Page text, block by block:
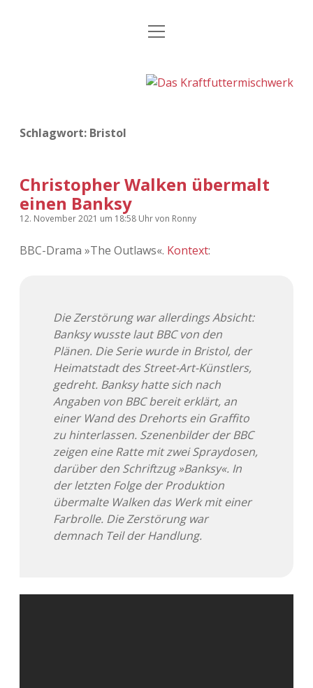
Kategorien
kfmw.stuff
Visuelles
Wandnotizen
Adventskalender
Adventskalender 2013
Adventskalender 2014
Adventskalender 2015
Adventskalender 2016
Adventskalender 2017
Adventskalender 2018
Adventskalender 2019
facebookinstagramsoundcloud
Menü
Schlagwort: Bristol
Christopher Walken übermalt
einen Banksy
12. November 2021 um 18:58 Uhrvon Ronny
BBC-Drama »The Outlaws«. Kontext:
Die Zerstörung war allerdings Absicht:
Banksy wusste laut BBC von den
Plänen. Die Serie wurde in Bristol, der
Heimatstadt des Street-Art-Künstlers,
gedreht. Banksy hatte sich nach
Angaben von BBC bereit erklärt, an
einer Wand des Drehorts ein Graffito
zu hinterlassen. Szenenbilder der BBC
zeigen eine Ratte mit zwei Spraydosen,
darüber den Schriftzug »Banksy«. In
der letzten Folge der Produktion
übermalte Walken das Werk mit einer
Farbrolle. Die Zerstörung war
demnach Teil der Handlung.